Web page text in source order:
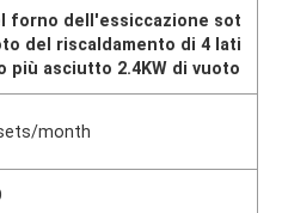
forno dell'essiccazione sot
del riscaldamento di 4 lati
più asciutto 2.4KW di vuoto
month